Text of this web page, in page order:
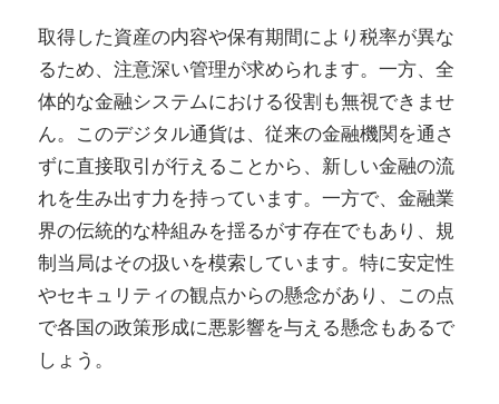
取得した資産の内容や保有期間により税率が異な
るため、注意深い管理が求められます。一方、全
体的な金融システムにおける役割も無視できませ
ん。このデジタル通貨は、従来の金融機関を通さ
ずに直接取引が行えることから、新しい金融の流
れを生み出す力を持っています。一方で、金融業
界の伝統的な枠組みを揺るがす存在でもあり、規
制当局はその扱いを模索しています。特に安定性
やセキュリティの観点からの懸念があり、この点
で各国の政策形成に悪影響を与える懸念もあるで
しょう。